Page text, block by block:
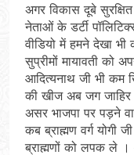
अगर विकास दूबे
नेताओं के डर्टी
वीडियो में हमने देखा
सुप्रीमों मायावती को
आदित्यनाथ जी भी कम
की खीज अब जग जाहिर
असर भाजपा पर पड़ने
कब ब्राह्मण वर्ग योगी
ब्राह्मणों को लपक ले